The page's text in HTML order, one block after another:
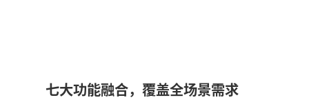
七大功能融合，覆盖全场景需求